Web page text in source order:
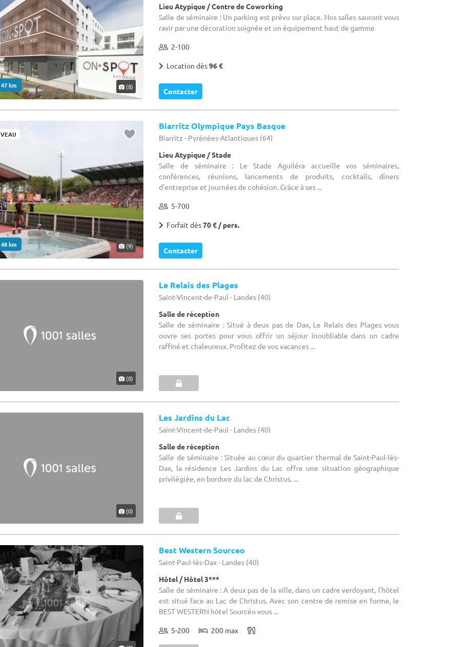
km (8)
Lieu Atypique / Centre de Coworking
Salle de séminaire : Un parking est prévu sur place. Nos salles sauront vous
ravir par une décoration soignée et un équipement haut de gamme
2-100
Location dès96 €
Contacter
km (9)
Biarritz Olympique Pays Basque
Biarritz - Pyrénées-Atlantiques (64)
Lieu Atypique / Stade
Salle de séminaire : Le Stade Aguiléra accueille vos séminaires,
conférences, réunions, lancements de produits, cocktails, dîners
d’entreprise et journées de cohésion. Grâce à ses ...
5-700
Forfait dès70 € / pers.
Contacter
(0)
Le Relais des Plages
Saint-Vincent-de-Paul - Landes (40)
Salle de réception
Salle de séminaire : Situé à deux pas de Dax, Le Relais des Plages vous
ouvre ses portes pour vous offrir un séjour inoubliable dans un cadre
raffiné et chaleureux. Profitez de vos vacances ...
(0)
Les Jardins du Lac
Saint-Vincent-de-Paul - Landes (40)
Salle de réception
Salle de séminaire : Située au cœur du quartier thermal de Saint-Paul-lès-
Dax, la résidence Les Jardins du Lac offre une situation géographique
privilégiée, en bordure du lac de Christus. ...
Best Western Sourceo
Saint-Paul-lès-Dax - Landes (40)
Hôtel / Hôtel 3***
Salle de séminaire : A deux pas de la ville, dans un cadre verdoyant, l'hôtel
est situé face au Lac de Christus. Avec son centre de remise en forme, le
BEST WESTERN hôtel Sourcéo vous ...
5-200 200 max